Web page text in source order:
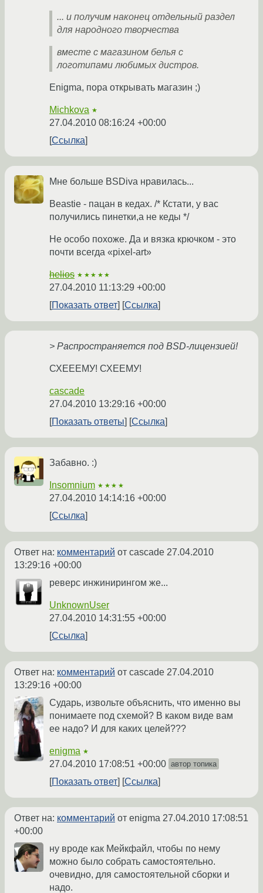
... и получим наконец отдельный раздел
для народного творчества
вместе с магазином белья с
логотипами любимых дистров.
Enigma, пора открывать магазин ;)
Michkova ★
27.04.2010 08:16:24 +00:00
Ссылка
Мне больше BSDiva нравилась...
Beastie - пацан в кедах. /* Кстати, у вас
получились пинетки,а не кеды */
Не особо похоже. Да и вязка крючком - это
почти всегда «pixel-art»
helios ★★★★★
27.04.2010 11:13:29 +00:00
Показать ответ
Ссылка
> Распространяется под BSD-лицензией!
СХЕЕЕМУ! СХЕЕМУ!
cascade
27.04.2010 13:29:16 +00:00
Показать ответы
Ссылка
Забавно. :)
Insomnium ★★★★
27.04.2010 14:14:16 +00:00
Ссылка
Ответ на: комментарий от cascade 27.04.2010
13:29:16 +00:00
реверс инжинирингом же...
UnknownUser
27.04.2010 14:31:55 +00:00
Ссылка
Ответ на: комментарий от cascade 27.04.2010
13:29:16 +00:00
Сударь, извольте объяснить, что именно вы
понимаете под схемой? В каком виде вам
ее надо? И для каких целей???
enigma ★
27.04.2010 17:08:51 +00:00 автор топика
Показать ответ Ссылка
Ответ на: комментарий от enigma 27.04.2010 17:08:51
+00:00
ну вроде как Мейкфайл, чтобы по нему
можно было собрать самостоятельно.
очевидно, для самостоятельной сборки и
надо.